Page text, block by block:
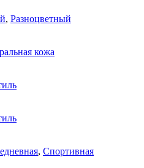
, Разноцветный
кожа
, Спортивная